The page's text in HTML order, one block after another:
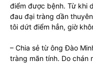
điểm được bệnh. Từ khi
đau đại tràng dần
tôi dứt điểm hẳn, giờ
– Chia sẻ từ ông Đào
tràng mãn tính. Do chán